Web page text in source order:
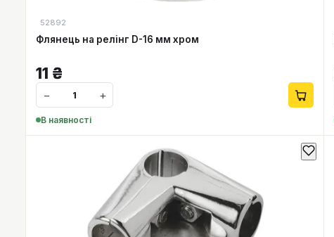
52892
Флянець на релінг D-16 мм хром
11 ₴
− +
В наявності